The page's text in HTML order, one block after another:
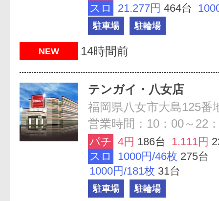
スロ
21.277円 464台
駐車場 駐輪場
NEW 14時間前
テンガイ・八女店
福岡県八女市大島125番
営業時間：10：00～22
パチ 4円 186台 1.111円
スロ
1000円/46枚 275台
1000円/181枚 31台
駐車場 駐輪場